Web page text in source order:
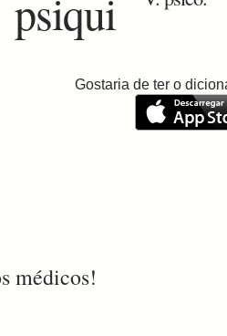
psiqui
Gostaria de ter o
médicos!